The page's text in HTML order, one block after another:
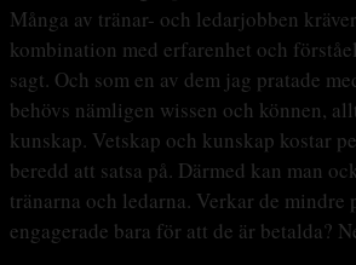
Många av tränar- och ledarjobben
kombination med erfarenhet och
sagt. Och som en av dem jag pratade
behövs nämligen wissen och können,
kunskap. Vetskap och kunskap kostar
beredd att satsa på. Därmed kan man
tränarna och ledarna. Verkar de mindre
engagerade bara för att de är betalda?